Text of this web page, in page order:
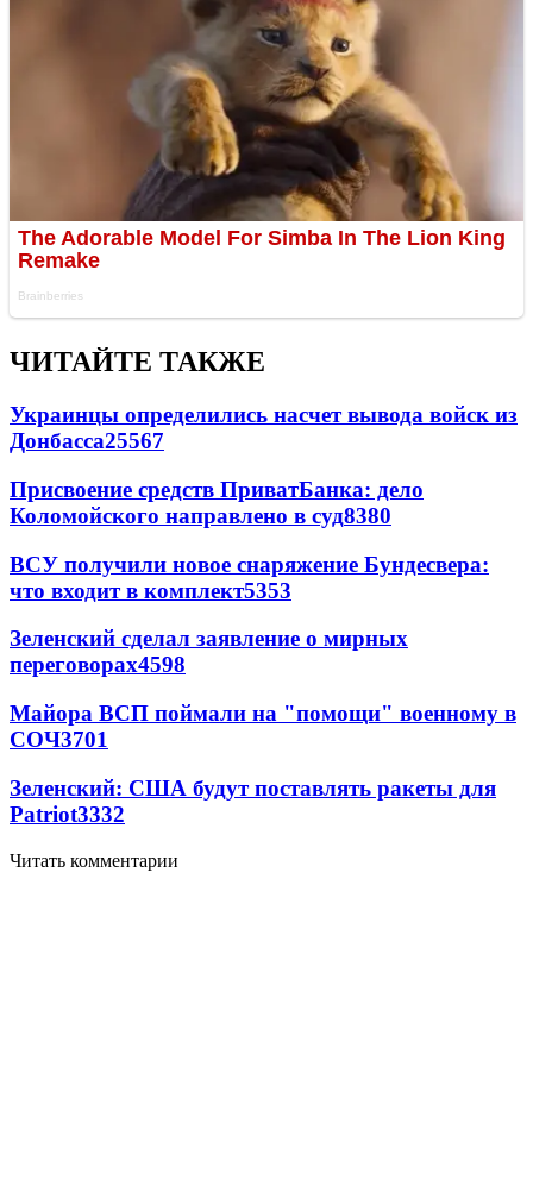
ЧИТАЙТЕ ТАКЖЕ
Украинцы определились насчет вывода войск из
Донбасса25567
Присвоение средств ПриватБанка: дело
Коломойского направлено в суд8380
ВСУ получили новое снаряжение Бундесвера:
что входит в комплект5353
Зеленский сделал заявление о мирных
переговорах4598
Майора ВСП поймали на "помощи" военному в
СОЧ3701
Зеленский: США будут поставлять ракеты для
Patriot3332
Читать комментарии